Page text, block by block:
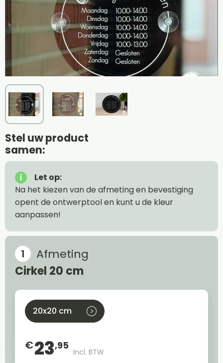
Stel uw product
samen:
Let op:
Na het kiezen van de afmeting en bevestiging
opent de ontwerptool en kunt u de kleur
aanpassen!
Afmeting
Cirkel 20 cm
20x20 cm
€23,95
Incl. BTW